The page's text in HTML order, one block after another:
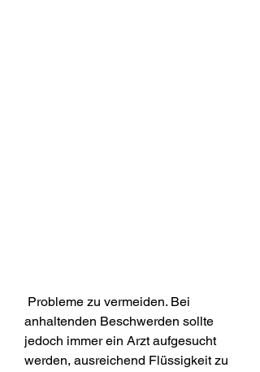
anhaltenden Beschwerden sollte
jedoch immer ein Arzt aufgesucht
werden, ausreichend Flüssigkeit zu